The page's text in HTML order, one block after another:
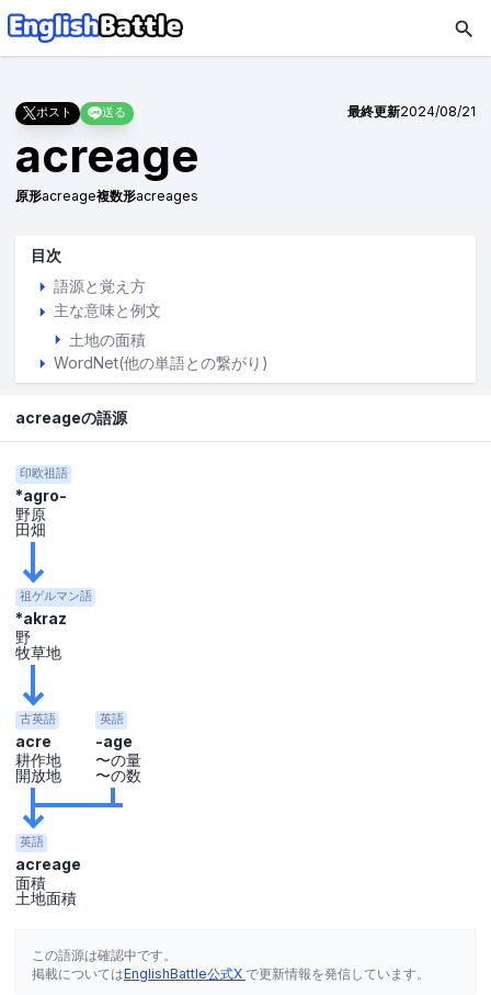
ポスト 送る 最終更新2024/08/21
acreage
原形acreage複数形acreages
目次
語源と覚え方
主な意味と例文
土地の面積
WordNet(他の単語との繋がり)
acreageの語源
英語
acreage
面積
土地面積
古英語
acre
耕作地
開放地
祖ゲルマン語
*akraz
野
牧草地
印欧祖語
*agro-
野原
田畑
英語
-age
〜の量
〜の数
この語源は確認中です。
掲載についてはEnglishBattle公式X で更新情報を発信しています。